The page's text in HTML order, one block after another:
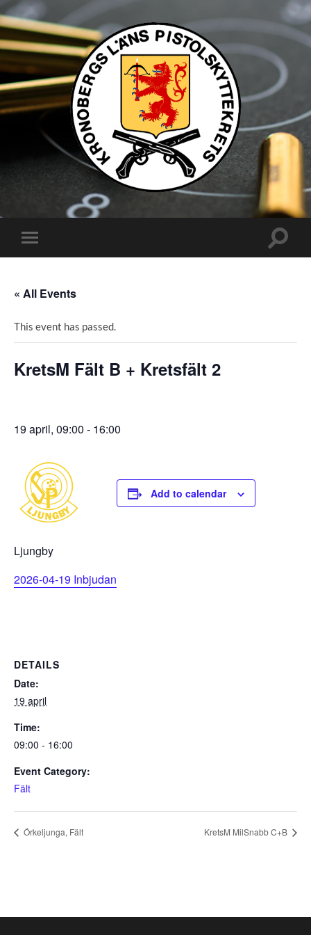
Kronobergs
pistolskyttekrets
Slå
på/av
Slå
« All Events
This event has passed.
KretsM Fält B + Kretsfält 2
19 april, 09:00 - 16:00
Ljungby
2026-04-19 Inbjudan
Add to calendar
DETAILS
Date:
19 april
Time:
09:00 - 16:00
Event Category:
Fält
Örkeljunga, Fält KretsM MilSnabb C+B